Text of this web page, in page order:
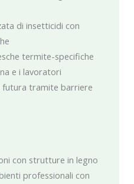
di insetticidi con
termite-specifiche
e i lavoratori
futura tramite barriere
con strutture in legno
professionali con